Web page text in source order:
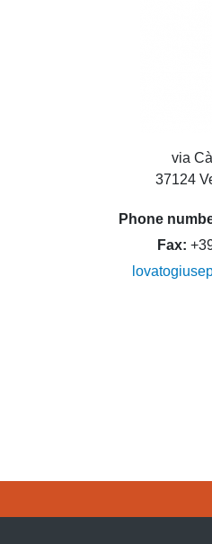
via
37124
Phone
Fax